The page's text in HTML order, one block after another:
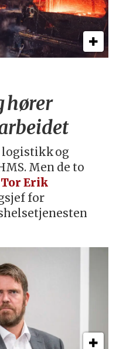
hører
logistikk og
Men de to
Tor Erik
for